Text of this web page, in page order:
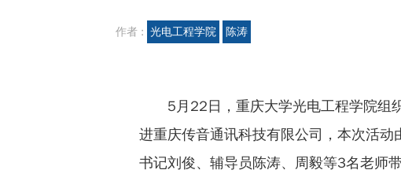
作者 : 光电工程学院 陈涛
5月22日，重庆大学光电工程学院
进重庆传音通讯科技有限公司，本次活
书记刘俊、辅导员陈涛、周毅等3名老师